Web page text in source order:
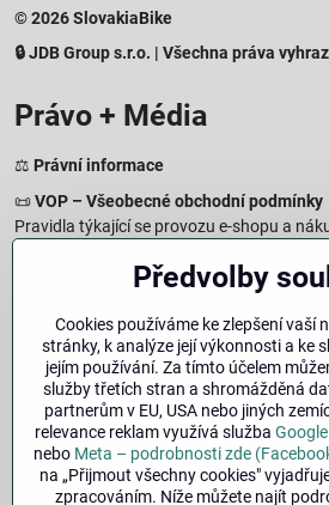
© 2026 SlovakiaBike
🔒 JDB Group s.r.o. | Všechna práva
Právo + Média
⚖️ Právní informace
📜VOP – Všeobecné obchodní podmínky
Pravidla týkající se provozu e-shopu a
Zásady zpracování osobních údajů
Jak chráníme a zpracováváme vaše
Informace o cookies
Informace o používaných cookies a
Právo na odstoupení – 14denní vrácení
Postup a podmínky odstoupení od
Impresum
Údaje o provozovateli a právní informace.
Předvolby
Cookies používáme ke zlepšení vaší
stránky, k analýze její výkonnosti a ke
jejím používání. Za tímto účelem
služby třetích stran a shromážděná
partnerům v EU, USA nebo jiných
relevance reklam využívá služba
nebo Meta – podrobnosti zde
na „Přijmout všechny cookies"
zpracováním. Níže můžete najít